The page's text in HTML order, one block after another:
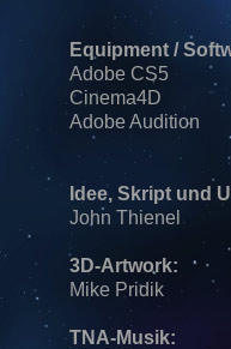
Equipment /
Adobe CS5
Cinema4D
Adobe Audition
Idee, Skript und
John Thienel
3D-Artwork:
Mike Pridik
TNA-Musik: